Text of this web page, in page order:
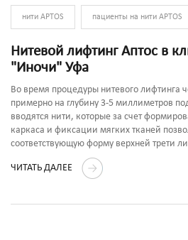
нити APTOS пациенты на нити APTOS
Нитевой лифтинг Аптос в
"Иночи" Уфа
Во время процедуры нитевого лифтинга
примерно на глубину 3-5 миллиметров
вводятся нити, которые за счет
каркаса и фиксации мягких тканей
соответствующую форму верхней трети
ЧИТАТЬ ДАЛЕЕ